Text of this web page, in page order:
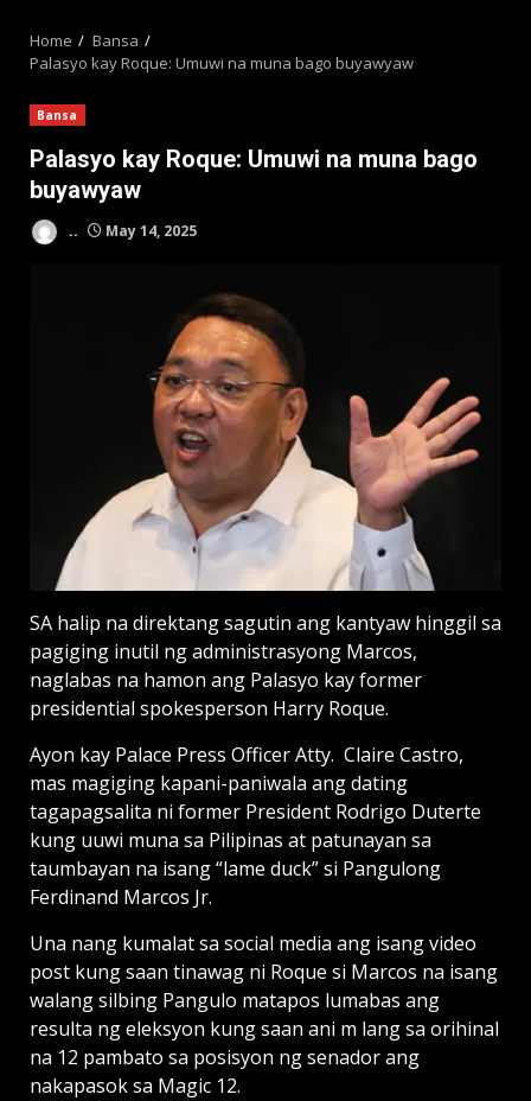
Home
Bansa
Palasyo kay Roque: Umuwi na muna bago buyawyaw
Bansa
Palasyo kay Roque: Umuwi na muna bago
buyawyaw
.. May 14, 2025
SA halip na direktang sagutin ang kantyaw hinggil sa
pagiging inutil ng administrasyong Marcos,
naglabas na hamon ang Palasyo kay former
presidential spokesperson Harry Roque.
Ayon kay Palace Press Officer Atty. Claire Castro,
mas magiging kapani-paniwala ang dating
tagapagsalita ni former President Rodrigo Duterte
kung uuwi muna sa Pilipinas at patunayan sa
taumbayan na isang “lame duck” si Pangulong
Ferdinand Marcos Jr.
Una nang kumalat sa social media ang isang video
post kung saan tinawag ni Roque si Marcos na isang
walang silbing Pangulo matapos lumabas ang
resulta ng eleksyon kung saan ani m lang sa orihinal
na 12 pambato sa posisyon ng senador ang
nakapasok sa Magic 12.